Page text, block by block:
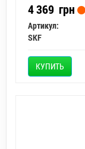
4 369 грн
Артикул:
SKF
КУПИТЬ